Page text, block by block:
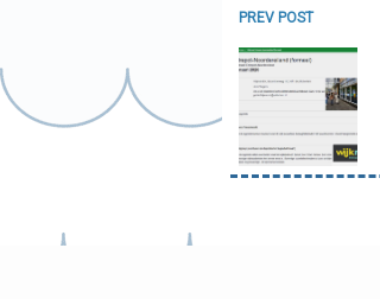
Bericht
navigatie
PREV POST